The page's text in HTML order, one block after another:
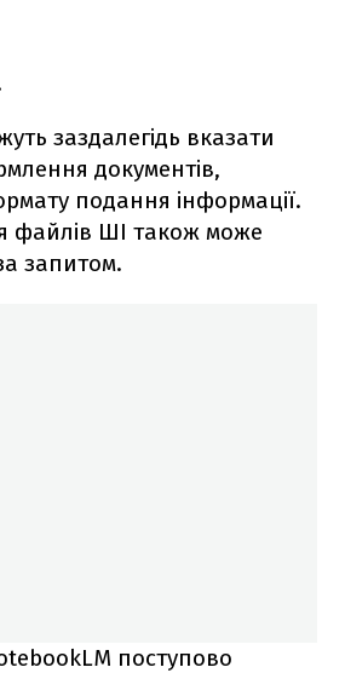
заздалегідь вказати
документів,
подання інформації.
файлів ШІ також може
запитом.
поступово